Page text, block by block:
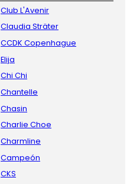
Club L'Avenir
Claudia Sträter
CCDK Copenhague
Elija
Chi Chi
Chantelle
Chasin
Charlie Choe
Charmline
Campeón
CKS